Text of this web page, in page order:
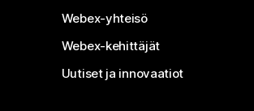
Webex-yhteisö
Webex-kehittäjät
Uutiset ja innovaatiot